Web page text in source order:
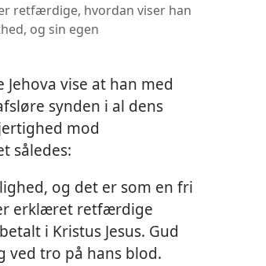
retfærdige, hvordan viser han
og sin egen
vise at han med
synden i al dens
mod
således:
og det er som en fri
erklæret retfærdige
i Kristus Jesus. Gud
ved tro på hans blod.